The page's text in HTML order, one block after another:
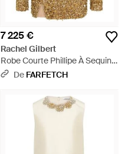
7 225 €
Rachel Gilbert
Robe Courte Phillipe À Sequins
- Neutre
De FARFETCH